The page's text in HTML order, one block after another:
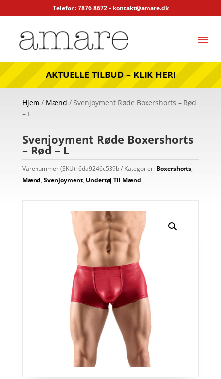
Telefon: 7876 8672 – kontakt@amare.dk
AKTUELLE TILBUD – KLIK HER!
Hjem / Mænd / Svenjoyment Røde Boxershorts – Rød
– L
Svenjoyment Røde Boxershorts
– Rød – L
Varenummer (SKU): 6da9246c539b Kategorier: Boxershorts,
Mænd, Svenjoyment, Undertøj Til Mænd